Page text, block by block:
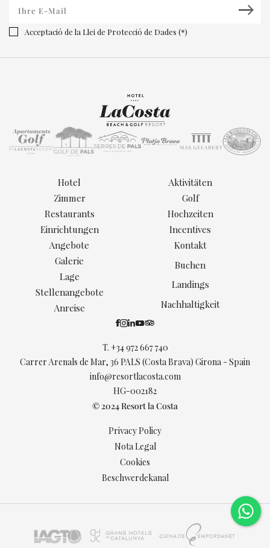
Acceptació de la Llei de Protecció de Dades (*)
T. +34 972 667 740
Carrer Arenals de Mar, 36 PALS (Costa Brava) Girona - Spain
info@resortlacosta.com
HG-002182
Hotel
Zimmer
Restaurants
Einrichtungen
Aktivitäten
Golf
Hochzeiten
Incentives
Angebote
Galerie
Lage
Stellenangebote
Anreise
Kontakt
Buchen
Landings
Nachhaltigkeit
© 2024 Resort la Costa
Privacy Policy
Nota Legal
Cookies
Beschwerdekanal